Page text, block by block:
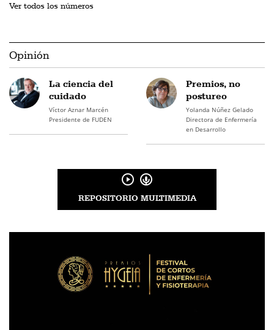
Ver todos los números
Opinión
La ciencia del
cuidado
Víctor Aznar Marcén
Presidente de FUDEN
Premios, no
postureo
Yolanda Núñez Gelado
Directora de Enfermería
en Desarrollo
REPOSITORIO MULTIMEDIA